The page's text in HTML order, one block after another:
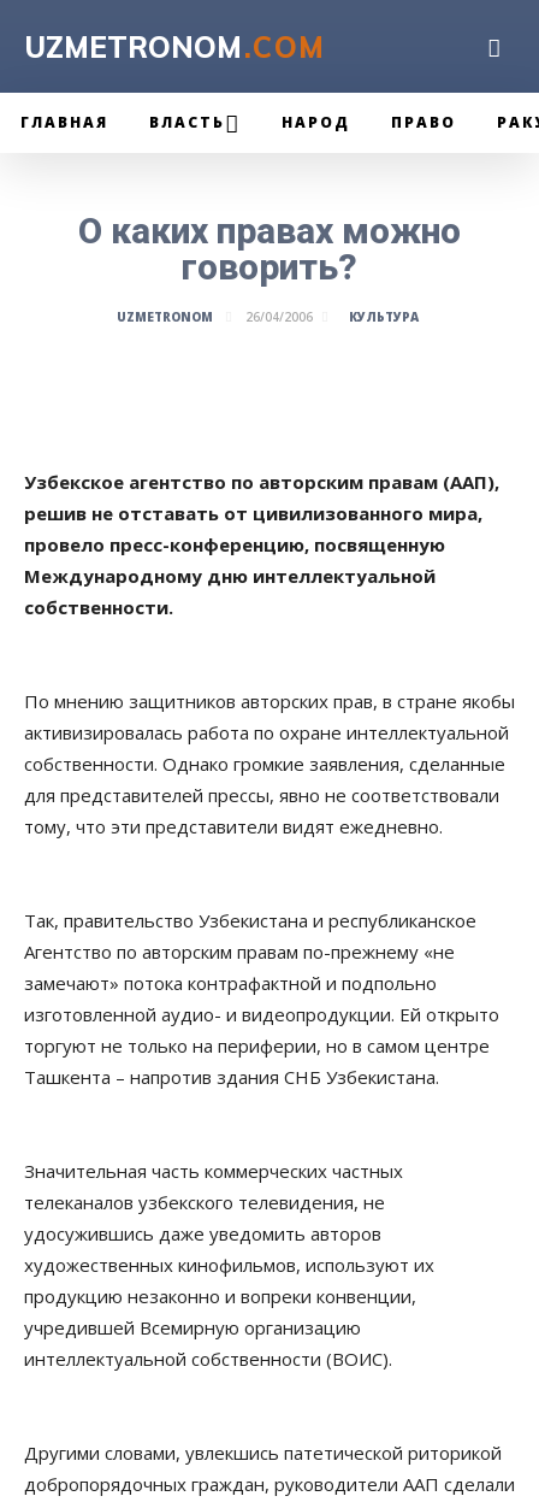
UZMETRONOM.COM
ГЛАВНАЯ ВЛАСТЬ НАРОД ПРАВО
О каких правах можно
говорить?
UZMETRONOM 26/04/2006 КУЛЬТУРА
Узбекское агентство по авторским правам (ААП),
решив не отставать от цивилизованного мира,
провело пресс-конференцию, посвященную
Международному дню интеллектуальной
собственности.
По мнению защитников авторских прав, в стране якобы
активизировалась работа по охране интеллектуальной
собственности. Однако громкие заявления, сделанные
для представителей прессы, явно не соответствовали
тому, что эти представители видят ежедневно.
Так, правительство Узбекистана и республиканское
Агентство по авторским правам по-прежнему «не
замечают» потока контрафактной и подпольно
изготовленной аудио- и видеопродукции. Ей открыто
торгуют не только на периферии, но в самом центре
Ташкента – напротив здания СНБ Узбекистана.
Значительная часть коммерческих частных
телеканалов узбекского телевидения, не
удосужившись даже уведомить авторов
художественных кинофильмов, используют их
продукцию незаконно и вопреки конвенции,
учредившей Всемирную организацию
интеллектуальной собственности (ВОИС).
Другими словами, увлекшись патетической риторикой
добропорядочных граждан, руководители ААП сделали